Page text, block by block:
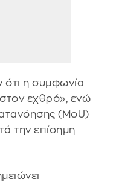
ότι η συμφωνία
στον εχθρό», ενώ
(MoU)
την επίσημη